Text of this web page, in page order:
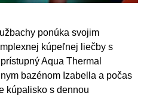
ponúka svojim
kúpeľnej liečby s
Aqua Thermal
bazénom Izabella a počas
kúpalisko s dennou